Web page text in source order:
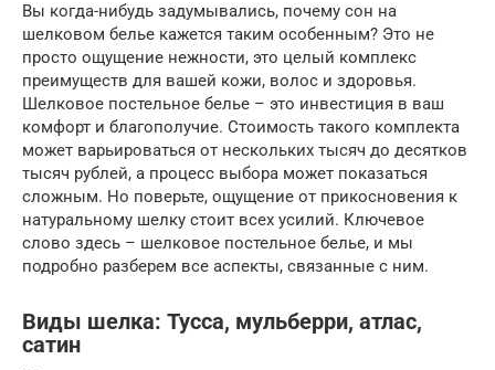
Вы когда-нибудь задумывались, почему сон на
шелковом белье кажется таким особенным? Это не
просто ощущение нежности, это целый комплекс
преимуществ для вашей кожи, волос и здоровья.
Шелковое постельное белье – это инвестиция в ваш
комфорт и благополучие. Стоимость такого комплекта
может варьироваться от нескольких тысяч до десятков
тысяч рублей, а процесс выбора может показаться
сложным. Но поверьте, ощущение от прикосновения к
натуральному шелку стоит всех усилий. Ключевое
слово здесь – шелковое постельное белье, и мы
подробно разберем все аспекты, связанные с ним.
Виды шелка: Тусса, мульберри, атлас,
сатин